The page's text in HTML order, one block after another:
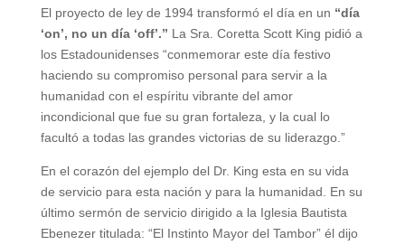
El proyecto de ley de 1994 transformó el día en un “día
‘on’, no un día ‘off’.” La Sra. Coretta Scott King pidió a
los Estadounidenses “conmemorar este día festivo
haciendo su compromiso personal para servir a la
humanidad con el espíritu vibrante del amor
incondicional que fue su gran fortaleza, y la cual lo
facultó a todas las grandes victorias de su liderazgo.”
En el corazón del ejemplo del Dr. King esta en su vida
de servicio para esta nación y para la humanidad. En su
último sermón de servicio dirigido a la Iglesia Bautista
Ebenezer titulada: “El Instinto Mayor del Tambor” él dijo